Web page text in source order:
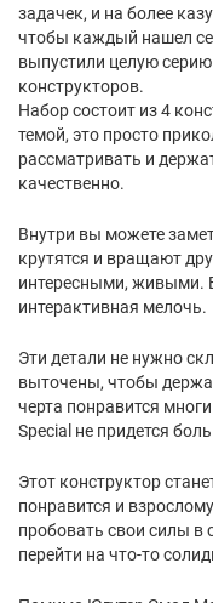
задачек, и на более
чтобы каждый нашел
выпустили целую
конструкторов.
Набор состоит из 4
темой, это просто
рассматривать и
качественно.
Внутри вы можете
крутятся и вращают
интересными, живыми.
интерактивная мелочь.
Эти детали не нужно
выточены, чтобы
черта понравится
Special не придется
Этот конструктор
понравится и
пробовать свои силы в
перейти на что-то